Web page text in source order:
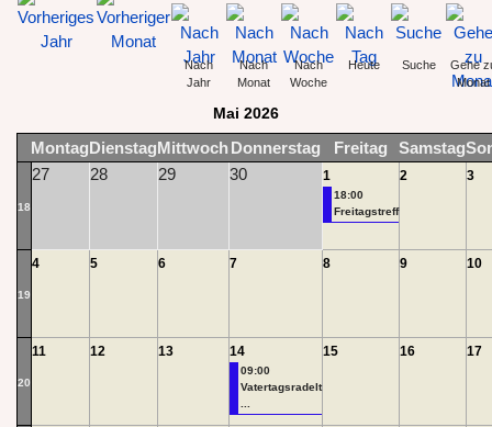
Nach
Jahr
Nach
Monat
Nach
Woche
Heute Suche
Gehe
Monat
Mai 2026
MontagDienstagMittwochDonnerstag Freitag Samstag
18
27 28 29 30 1
18:00
Freitagstreff
2 3
19
4 5 6 7 8 9 10
20
11 12 13 14
09:00
Vatertagsradelt
15 16 17